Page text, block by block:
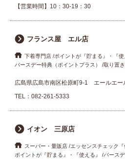
【営業時間】10：30-19：30
フランス屋 エル店
下着専門店 ポイントが『貯まる』・『使
バースデー特典（ポイントプラス）
取り置
広島県広島市南区松原町9-1 エールエ
TEL： 082-261-5333
イオン 三原店
スーパー・量販店 エッセンスチェック『
ポイントが『貯まる』・『使える』
バース